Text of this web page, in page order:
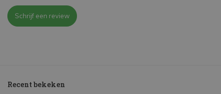
Schrijf een review
Recent bekeken